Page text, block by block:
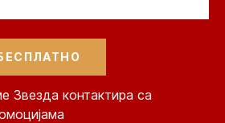
Звезда контактира са